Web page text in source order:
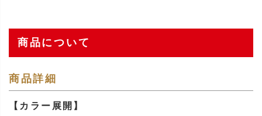
商品について
商品詳細
【カラー展開】